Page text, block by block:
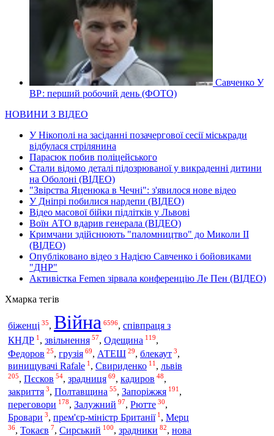
Савченко У
ВР: перший робочий день (ФОТО)
НОВИНИ З ВІДЕО
У Нікополі на засіданні позачергової сесії міськради
відбулася стрілянина
Парасюк побив поліцейського
Стали відомо деталі підозрюваної у викраденні дитини
на Оболоні (ВІДЕО)
"Звірства Яценюка в Чечні": з'явилося нове відео
У Дніпрі побилися нардепи (ВІДЕО)
Відео масової бійки підлітків у Львові
Воїн АТО вдарив генерала (ВІДЕО)
Кримчани здійснюють "паломництво" до Миколи ІІ
(ВІДЕО)
Опубліковано відео з Надією Савченко і бойовиками
"ДНР"
Активістка Femen зірвала конференцію Ле Пен (ВІДЕО)
Хмарка тегів
біженці 35, Війна 6596, співпраця з
КНДР 1, звільнення 57, Одещина 119,
Федоров 25, грузія 69, АТЕШ 29, блекаут 3,
винищувачі Rafale 1 , Свириденко 11 , львів
205, Пєсков 54, зрадниця 69, кадиров 48,
закриття 3, Полтавщина 55, Запоріжжя 191 ,
переговори 178, Залужний 97, Рютте 30,
Бровари 3, прем'єр-міністр Британії 1, Мерц
36, Токаєв 7, Сирський 100, зрадники 82, нова